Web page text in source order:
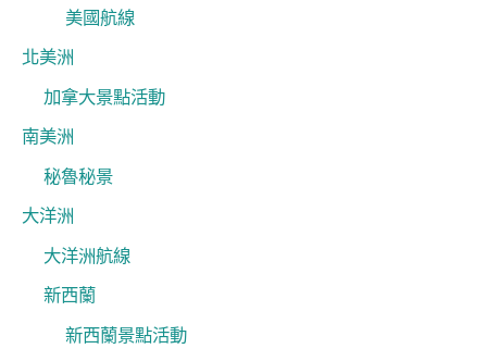
美國航線
北美洲
加拿大景點活動
南美洲
秘魯秘景
大洋洲
大洋洲航線
新西蘭
新西蘭景點活動